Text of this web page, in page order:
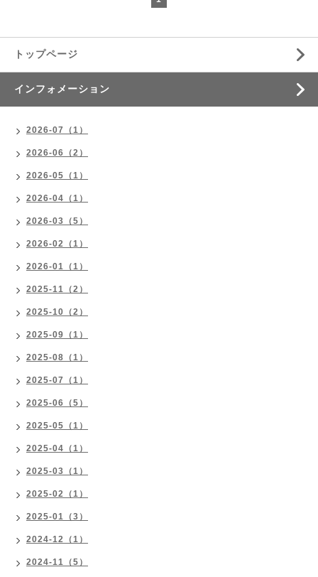
トップページ
インフォメーション
2026-07（1）
2026-06（2）
2026-05（1）
2026-04（1）
2026-03（5）
2026-02（1）
2026-01（1）
2025-11（2）
2025-10（2）
2025-09（1）
2025-08（1）
2025-07（1）
2025-06（5）
2025-05（1）
2025-04（1）
2025-03（1）
2025-02（1）
2025-01（3）
2024-12（1）
2024-11（5）